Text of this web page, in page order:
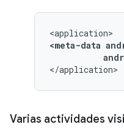
<meta-data
</application>
Varias actividades